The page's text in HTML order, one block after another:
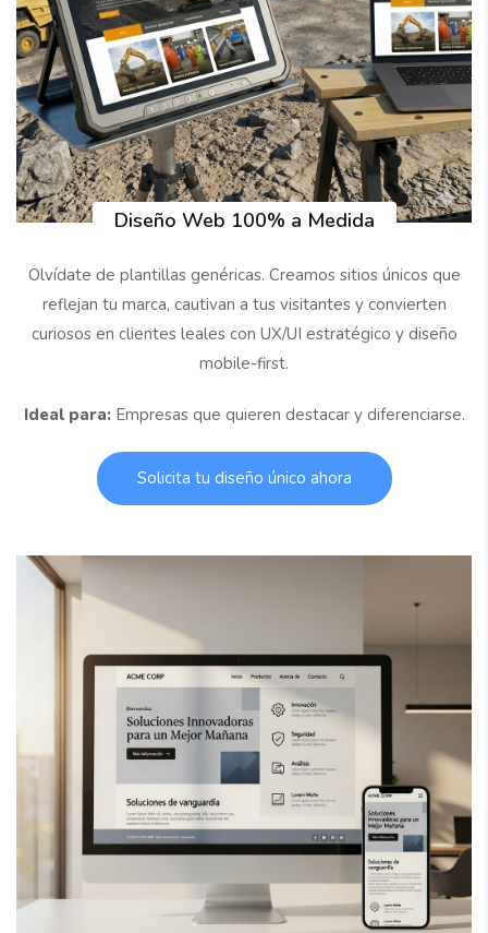
Diseño Web 100% a Medida
Olvídate de plantillas genéricas. Creamos sitios únicos que
reflejan tu marca, cautivan a tus visitantes y convierten
curiosos en clientes leales con UX/UI estratégico y diseño
mobile-first.
Ideal para:Empresas que quieren destacar y diferenciarse.
Solicita tu diseño único ahora